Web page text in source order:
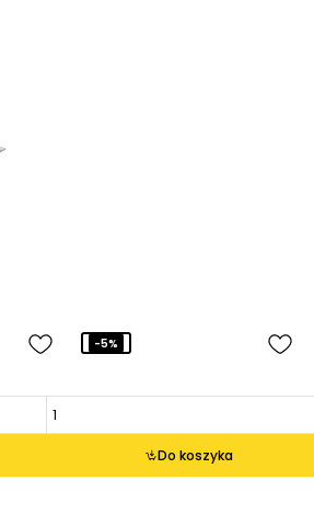
Do koszyka
-5%